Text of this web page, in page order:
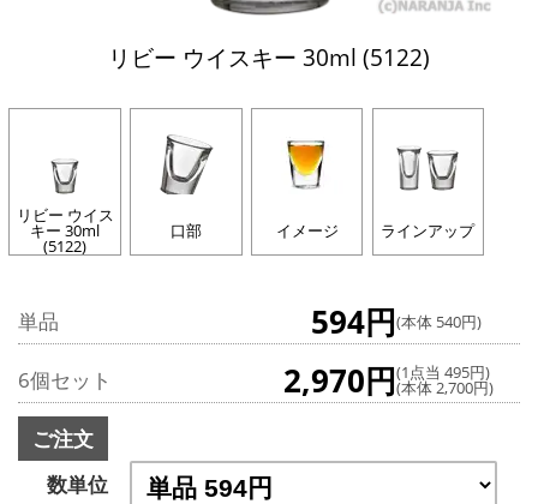
リビー ウイスキー 30ml (5122)
リビー ウイス
キー 30ml
(5122)
口部 イメージ ラインアップ
単品 594円(本体 540円)
6個セット 2,970円(1点当 495円)
(本体 2,700円)
ご注文
数単位